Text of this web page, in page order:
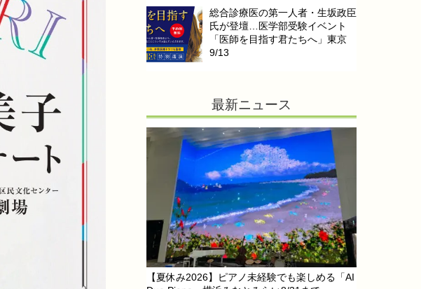
総合診療医の第一人者・生坂政臣
氏が登壇…医学部受験イベント
「医師を目指す君たちへ」東京
9/13
最新ニュース
【夏休み2026】ピアノ未経験でも楽しめる「AI